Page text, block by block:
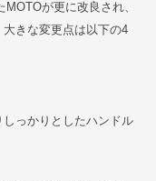
が更に改良され、
きな変更点は以下の4
っかりとしたハンドル